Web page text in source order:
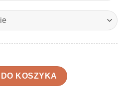
kropki na ciemnozielonym tle |
KOSZYKA